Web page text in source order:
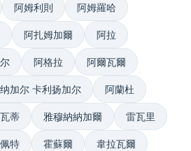
阿姆利則 阿姆羅哈
阿扎姆加爾 阿拉
阿格拉 阿爾瓦爾
加尔 卡利扬加尔 阿蘭杜
蒂 雅穆納納加爾 雷瓦里
特 霍蘇爾 韋拉瓦爾